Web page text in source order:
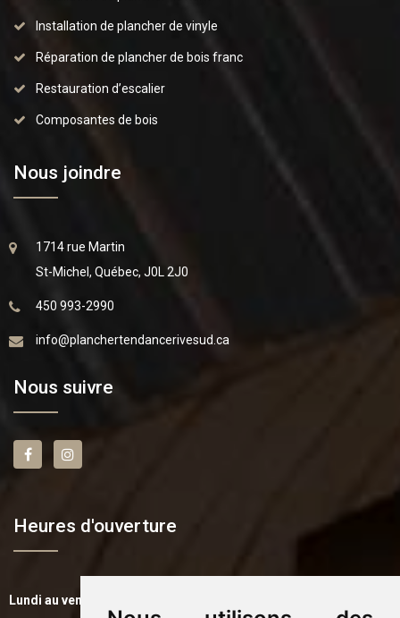
Installation de plancher de vinyle
Réparation de plancher de bois franc
Restauration d’escalier
Composantes de bois
Nous joindre
1714 rue Martin
St-Michel, Québec, J0L 2J0
450 993-2990
info@planchertendancerivesud.ca
Nous suivre
Heures d'ouverture
Lundi au vendredi: